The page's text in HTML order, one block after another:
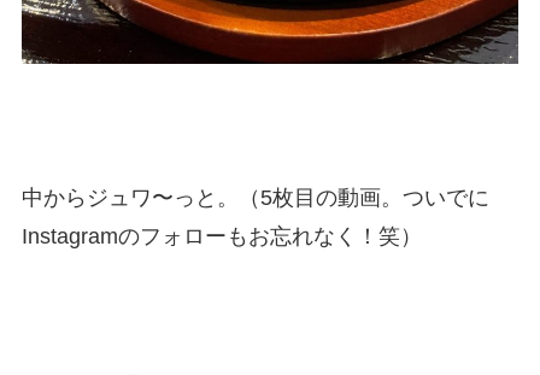
中からジュワ〜っと。（5枚目の動画。ついでに
Instagramのフォローもお忘れなく！笑）